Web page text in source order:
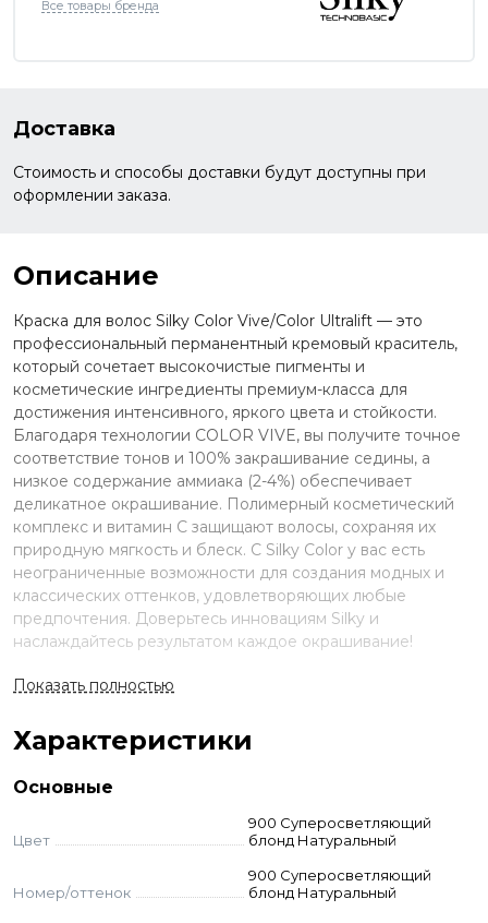
Все товары бренда
Доставка
Стоимость и способы доставки будут доступны при
оформлении заказа.
Описание
Краска для волос Silky Color Vive/Color Ultralift — это
профессиональный перманентный кремовый краситель,
который сочетает высокочистые пигменты и
косметические ингредиенты премиум-класса для
достижения интенсивного, яркого цвета и стойкости.
Благодаря технологии COLOR VIVE, вы получите точное
соответствие тонов и 100% закрашивание седины, а
низкое содержание аммиака (2-4%) обеспечивает
деликатное окрашивание. Полимерный косметический
комплекс и витамин C защищают волосы, сохраняя их
природную мягкость и блеск. С Silky Color у вас есть
неограниченные возможности для создания модных и
классических оттенков, удовлетворяющих любые
предпочтения. Доверьтесь инновациям Silky и
наслаждайтесь результатом каждое окрашивание!
Преимущества
Современная формула пигментов COLOR
В составе косметический комплекс и
Не ухудшает состояние волос.
Показать полностью
Характеристики
Основные
Цвет
900 Суперосветляющий
блонд Натуральный
Номер/оттенок
900 Суперосветляющий
блонд Натуральный